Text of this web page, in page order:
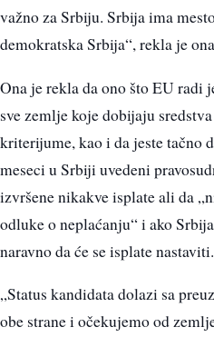
važno za Srbiju. Srbija ima
demokratska Srbija“, rekla je
Ona je rekla da ono što EU radi
sve zemlje koje dobijaju
kriterijume, kao i da jeste tačno
meseci u Srbiji uvedeni
izvršene nikakve isplate ali da
odluke o neplaćanju“ i ako
naravno da će se isplate nastaviti.
„Status kandidata dolazi sa
obe strane i očekujemo od